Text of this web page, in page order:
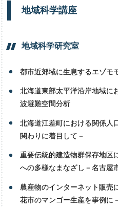
地域科学講座
地域科学研究室
都市近郊域に生息するエゾモ
北海道東部太平洋沿岸地域に
波避難空間分析
北海道江差町における関係人
関わりに着目して－
重要伝統的建造物群保存地区
への多様なまなざし－名古屋
農産物のインターネット販売
花市のマンゴー生産を事例に